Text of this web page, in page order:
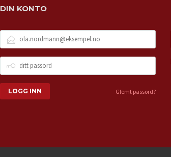
DIN KONTO
POSTADRESSE
PASSORD
Glemt passord?